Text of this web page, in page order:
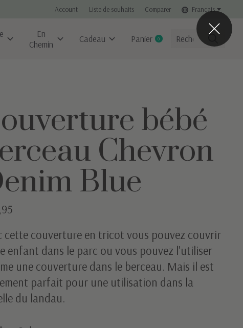
Account Liste de souhaits Comparer Français
En
Chemin
Cadeau Panier 0items
bébé
Chevron
Blue
cette couverture en tricot vous pouvez couvrir
enfant dans le parc ou vous pouvez l'utiliser
une couverture dans le berceau. Mais il est
parfait pour une utilisation dans la
du landau.